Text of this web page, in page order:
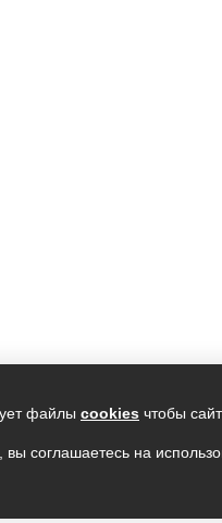
файлы cookies чтобы
соглашаетесь на